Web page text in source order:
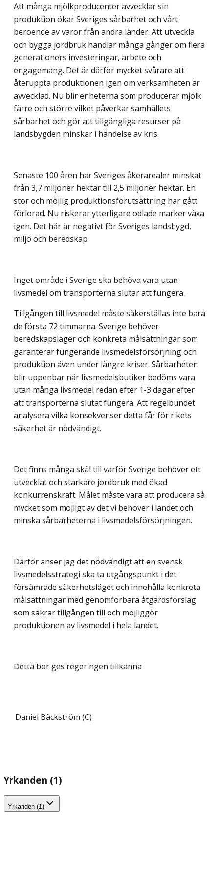
Att många mjölkproducenter avvecklar sin
produktion ökar Sveriges sårbarhet och vårt
beroende av varor från andra länder. Att utveckla
och bygga jordbruk handlar många gånger om flera
generationers investeringar, arbete och
engagemang. Det är därför mycket svårare att
återuppta produktionen igen om verksamheten är
avvecklad. Nu blir enheterna som producerar mjölk
färre och större vilket påverkar samhällets
sårbarhet och gör att tillgängliga resurser på
landsbygden minskar i händelse av kris.
Senaste 100 åren har Sveriges åkerarealer minskat
från 3,7 miljoner hektar till 2,5 miljoner hektar. En
stor och möjlig produktionsförutsättning har gått
förlorad. Nu riskerar ytterligare odlade marker växa
igen. Det här är negativt för Sveriges landsbygd,
miljö och beredskap.
Inget område i Sverige ska behöva vara utan
livsmedel om transporterna slutar att fungera.
Tillgången till livsmedel måste säkerställas inte bara
de första 72 timmarna. Sverige behöver
beredskapslager och konkreta målsättningar som
garanterar fungerande livsmedelsförsörjning och
produktion även under längre kriser. Sårbarheten
blir uppenbar när livsmedelsbutiker bedöms vara
utan många livsmedel redan efter 1-3 dagar efter
att transporterna slutat fungera. Att regelbundet
analysera vilka konsekvenser detta får för rikets
säkerhet är nödvändigt.
Det finns många skäl till varför Sverige behöver ett
utvecklat och starkare jordbruk med ökad
konkurrenskraft. Målet måste vara att producera så
mycket som möjligt av det vi behöver i landet och
minska sårbarheterna i livsmedelsförsörjningen.
Därför anser jag det nödvändigt att en svensk
livsmedelsstrategi ska ta utgångspunkt i det
försämrade säkerhetsläget och innehålla konkreta
målsättningar med genomförbara åtgärdsförslag
som säkrar tillgången till och möjliggör
produktionen av livsmedel i hela landet.
Detta bör ges regeringen tillkänna
Daniel Bäckström (C)
Yrkanden (1)
Yrkanden (1)